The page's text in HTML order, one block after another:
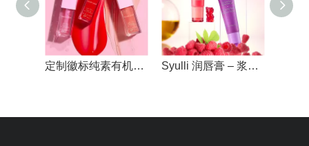
化妆品供应商定制徽标唇部护理纯素强效光泽超闪亮滋养唇彩油 定制徽标纯素有机水果味多汁维生素 E 滋润唇部丰盈唇油